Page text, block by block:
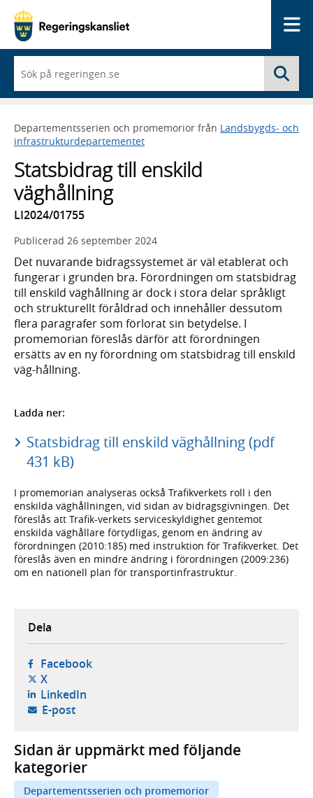
du
börjar
skriva
framträder
en
med
sökförslag
Departementsserien och promemorior från Landsbygds- och
infrastrukturdepartementet
Statsbidrag till enskild
väghållning
LI2024/01755
Publicerad 26 september 2024
Det nuvarande bidragssystemet är väl etablerat och
fungerar i grunden bra. Förordningen om statsbidrag
till enskild väghållning är dock i stora delar språkligt
och strukturellt föråldrad och innehåller dessutom
flera paragrafer som förlorat sin betydelse. I
promemorian föreslås därför att förordningen
ersätts av en ny förordning om statsbidrag till enskild
väg-hållning.
Ladda ner:
Statsbidrag till enskild väghållning (pdf
431 kB)
I promemorian analyseras också Trafikverkets roll i den
enskilda väghållningen, vid sidan av bidragsgivningen. Det
föreslås att Trafik-verkets serviceskyldighet gentemot
enskilda väghållare förtydligas, genom en ändring av
förordningen (2010:185) med instruktion för Trafikverket. Det
föreslås även en mindre ändring i förordningen (2009:236)
om en nationell plan för transportinfrastruktur.
Dela
Facebook- öppnas i ny flik, extern webbplats,
X- öppnas i ny flik, extern webbplats,
LinkedIn- öppnas i ny flik, extern webbplats,
E-post- öppnar din e-postklient,
Sidan är uppmärkt med följande
kategorier
Departementsserien och promemorior